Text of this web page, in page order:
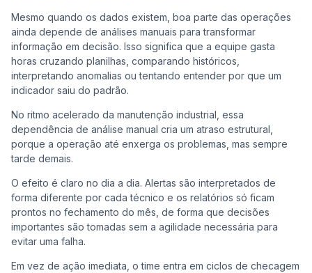
Mesmo quando os dados existem, boa parte das operações
ainda depende de análises manuais para transformar
informação em decisão. Isso significa que a equipe gasta
horas cruzando planilhas, comparando históricos,
interpretando anomalias ou tentando entender por que um
indicador saiu do padrão.
No ritmo acelerado da manutenção industrial, essa
dependência de análise manual cria um atraso estrutural,
porque a operação até enxerga os problemas, mas sempre
tarde demais.
O efeito é claro no dia a dia. Alertas são interpretados de
forma diferente por cada técnico e os relatórios só ficam
prontos no fechamento do mês, de forma que decisões
importantes são tomadas sem a agilidade necessária para
evitar uma falha.
Em vez de ação imediata, o time entra em ciclos de checagem